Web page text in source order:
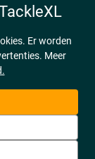
Er worden
Meer